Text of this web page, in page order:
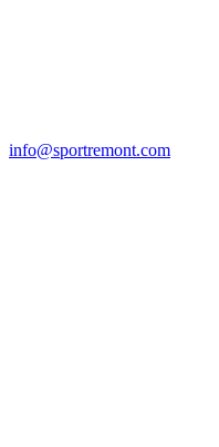
info@sportremont.com